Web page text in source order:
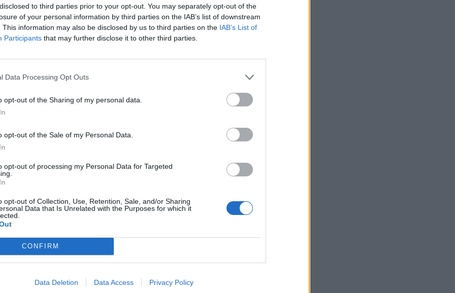
to third parties prior to your opt-out. You may separately opt-out of the
of your personal information by third parties on the IAB’s list of downstream
This information may also be disclosed by us to third parties on the IAB’s List of
Participants that may further disclose it to other third parties.
Data Processing Opt Outs
opt-out of the Sharing of my personal data.
opt-out of the Sale of my Personal Data.
opt-out of processing my Personal Data for Targeted
opt-out of Collection, Use, Retention, Sale, and/or Sharing
Data that Is Unrelated with the Purposes for which it
CONFIRM
Data Deletion Data Access Privacy Policy
tänä keväänä Temusta
Temu-
ja talousveden turvallisuuden
, pesuallas- ja
Temusta vertailu- ja
mukaan Temusta tilatut